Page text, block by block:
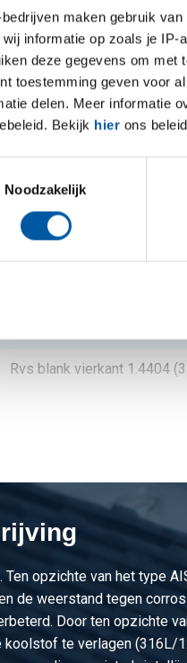
maken gebruik
wij informatie op zoals je
deze gegevens om met
toestemming geven voor
delen. Meer informatie
Bekijk hier ons beleid
Noodzakelijk
Rvs blank vierkant 1.4404
Rvs blank vierkant 1.4404
Rvs blank vierkant 1.4404
Rvs blank vierkant 1.4404
Rvs blank vierkant 1.4404
Rvs blank vierkant 1.4404
Rvs blank vierkant 1.4404
Rvs blank vierkant 1.4404
Rvs blank vierkant 1.4404
Rvs blank vierkant 1.4404
opzichte van het type
de weerstand tegen
Door ten opzichte
koolstof te verlagen (316L/